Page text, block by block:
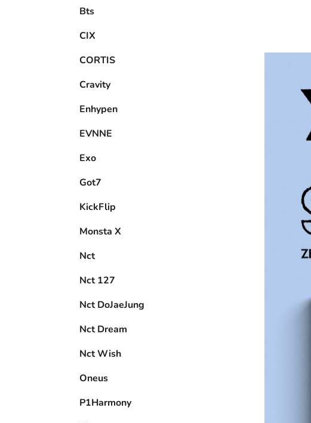
Bts
CIX
CORTIS
Cravity
Enhypen
EVNNE
Exo
Got7
KickFlip
Monsta X
Nct
Nct 127
Nct DoJaeJung
Nct Dream
Nct Wish
Oneus
P1Harmony